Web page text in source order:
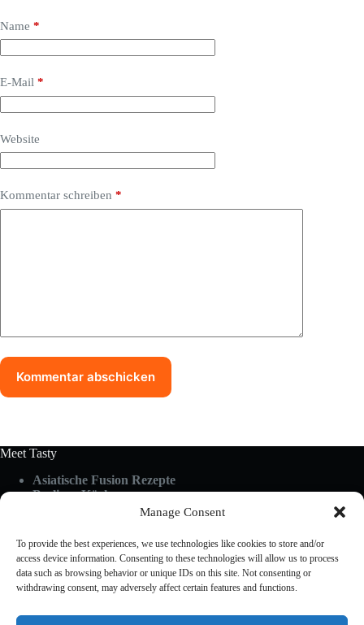
Manage Consent
To provide the best experiences, we use technologies like cookies to store and/or
access device information. Consenting to these technologies will allow us to process
data such as browsing behavior or unique IDs on this site. Not consenting or
withdrawing consent, may adversely affect certain features and functions.
Name *
E-Mail *
Website
Kommentar schreiben *
Kommentar abschicken
Meet Tasty
Asiatische Fusion Rezepte
Berliner Küche
Küchen-Hacks & Tipps
Rezepte A-Z
Schnelle Küche